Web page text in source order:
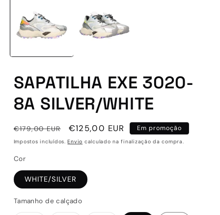
modal
SAPATILHA EXE 3020-
8A SILVER/WHITE
Preço
normal
€179,00 EUR
Preço
de
€125,00 EUR Em promoção
Impostos incluídos.Envio calculado na finalização da compra.
Cor
WHITE/SILVER
Tamanho de calçado